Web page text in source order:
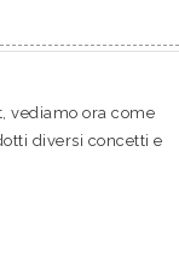
vediamo ora come
diversi concetti e